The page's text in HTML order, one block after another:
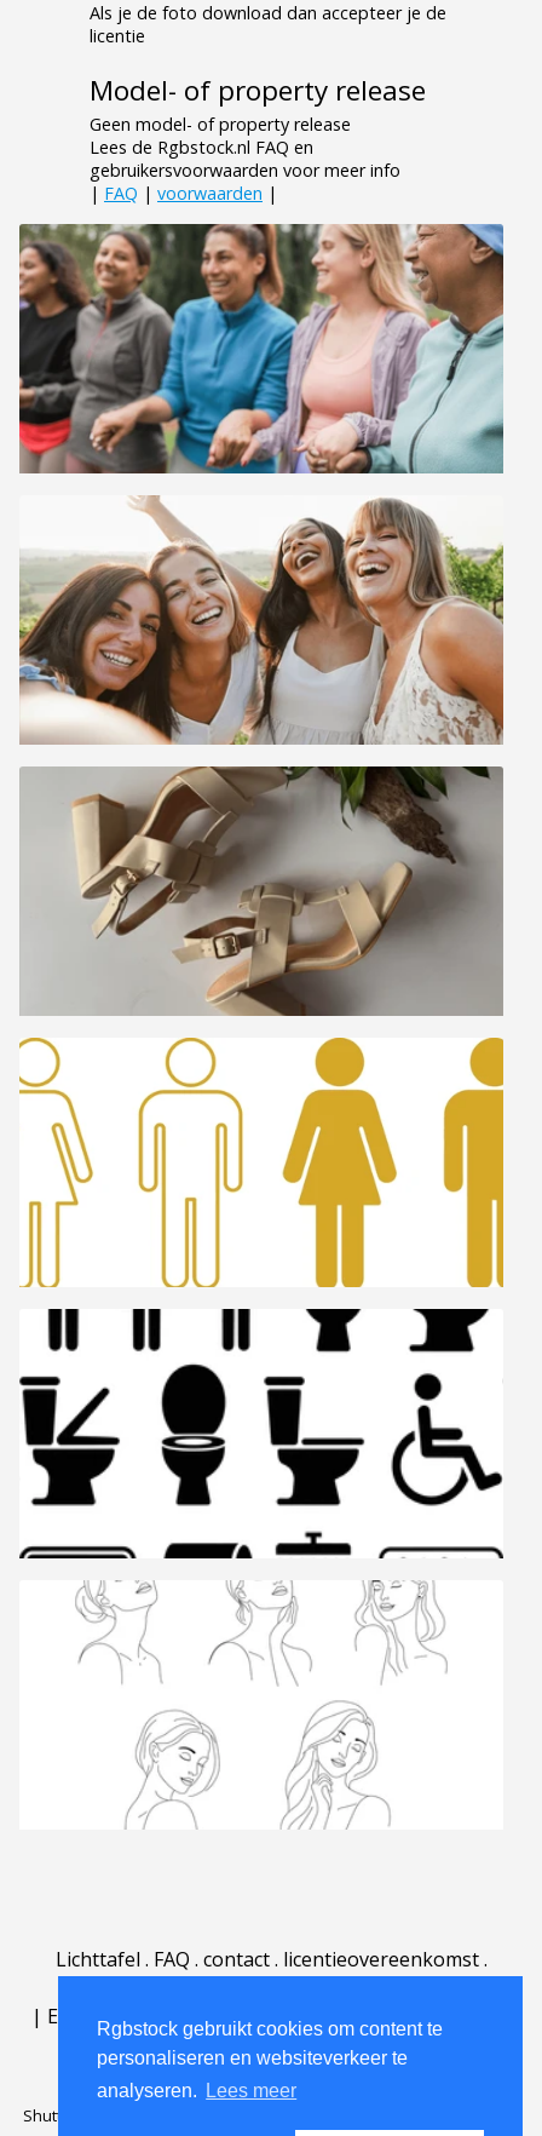
Rgbstock gebruikt cookies om content te
personaliseren en websiteverkeer te
analyseren.
Lees meer
Als je de foto download dan accepteer je de
licentie
Model- of property release
Geen model- of property release
Lees de Rgbstock.nl FAQ en
gebruikersvoorwaarden voor meer info
| FAQ | voorwaarden |
Lichttafel . FAQ . contact. licentieovereenkomst.
| English | Deutsch Español | Português
Nederlands|
Shutterstock official partner of Rgbstock